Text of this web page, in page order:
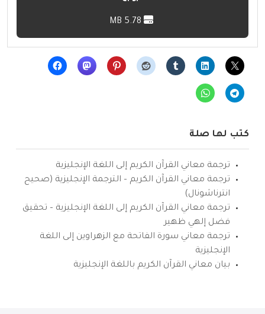
كتب لها صلة
ترجمة معاني القرآن الكريم إلى اللغة الإنجليزية
ترجمة معاني القرآن الكريم – الترجمة الإنجليزية (صحيح
انترناشونال)
ترجمة معاني القرآن الكريم إلى اللغة الإنجليزية – تحقيق
فضل إلهي ظهير
ترجمة معاني سورة الفاتحة مع الزهراوين إلى اللغة
الإنجليزية
بيان معاني القرآن الكريم باللغة الإنجليزية